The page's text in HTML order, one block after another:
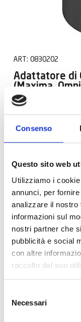
Consenso
Questo sito web
Utilizziamo i
annunci, per
analizzare il nostro
informazioni sul
nostri partner che
pubblicità e social
con altre
raccolto dal suo
delNecessari
ART: 0830202
Adattatore di
(Maxima.